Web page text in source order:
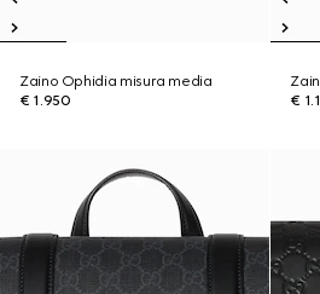
Zaino Ophidia misura media
€ 1.950
€